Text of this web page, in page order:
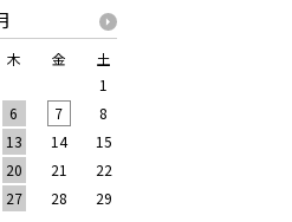
木 金
土
1
6 7
8
13 14
15
20 21
22
27 28
29